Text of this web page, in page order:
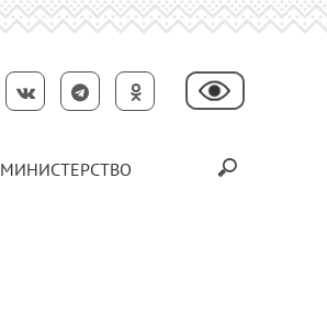
МИНИСТЕРСТВО